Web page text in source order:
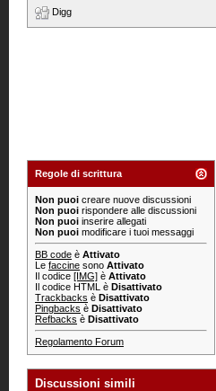
Digg
Regole di scrittura
Non puoi creare nuove discussioni
Non puoi rispondere alle discussioni
Non puoi inserire allegati
Non puoi modificare i tuoi messaggi
BB code è Attivato
Le faccine sono Attivato
Il codice [IMG] è Attivato
Il codice HTML è Disattivato
Trackbacks è Disattivato
Pingbacks è Disattivato
Refbacks è Disattivato
Regolamento Forum
Discussioni simili